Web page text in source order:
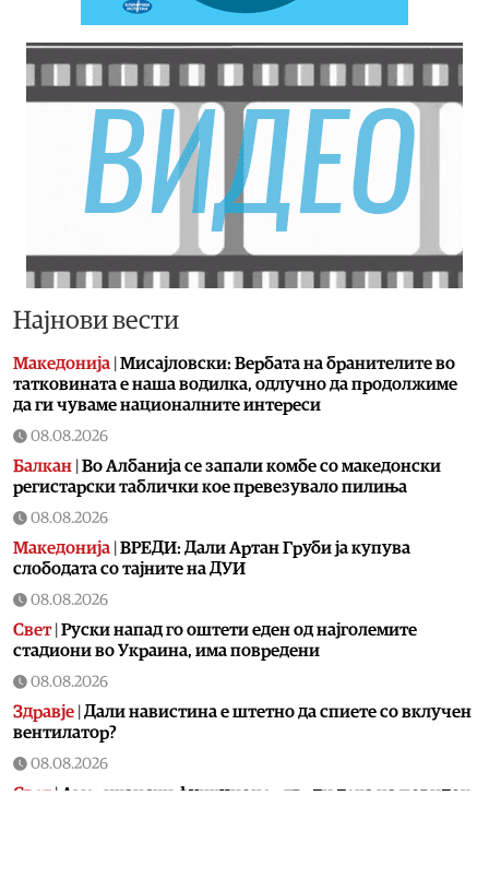
Најнови вести
Македонија Мисајловски: Вербата на бранителите во
татковината е наша водилка, одлучно да продолжиме
да ги чуваме националните интереси
08.08.2026
Балкан Во Албанија се запали комбе со македонски
регистарски таблички кое превезувало пилиња
08.08.2026
Македонија ВРЕДИ: Дали Артан Груби ја купува
слободата со тајните на ДУИ
08.08.2026
Свет| Руски напад го оштети еден од најголемите
стадиони во Украина, има повредени
08.08.2026
Здравје Дали навистина е штетно да спиете со вклучен
вентилатор?
08.08.2026
Свет | Американски функционер тврди дека на повидок